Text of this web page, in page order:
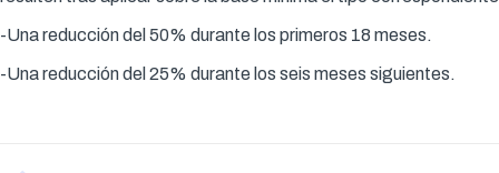
-Una reducción del 50% durante los primeros 18 meses.
-Una reducción del 25% durante los seis meses siguientes.